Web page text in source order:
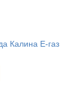
Калина Е-газ